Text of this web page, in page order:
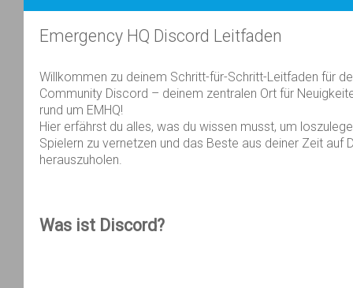
Emergency HQ Discord Leitfaden
Willkommen zu deinem Schritt-für-Schritt-Leitfaden für
Community Discord – deinem zentralen Ort für
rund um EMHQ!
Hier erfährst du alles, was du wissen musst, um
Spielern zu vernetzen und das Beste aus deiner Zeit auf
herauszuholen.
Was ist Discord?